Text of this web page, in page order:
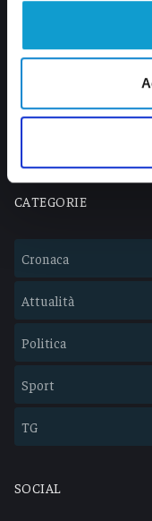
Lavora con noi
CATEGORIE
Cronaca
Attualità
Politica
Sport
TG
SOCIAL